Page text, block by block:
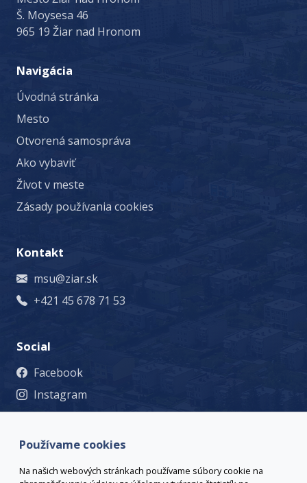
Používame cookies
Na našich webových stránkach používame súbory cookie na
Š. Moysesa 46
965 19 Žiar nad Hronom
Navigácia
Úvodná stránka
Mesto
Otvorená samospráva
Ako vybaviť
Život v meste
Zásady používania cookies
Kontakt
msu@ziar.sk
+421 45 678 71 53
Social
Facebook
Instagram
nad Hronom, +421 45 678 71 53, msu@ziar.sk,
© 2026 Arrabella s.r.o., mayabella s.r.o., Všetky práva